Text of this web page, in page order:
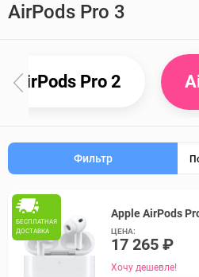
AirPods Pro 3
AirPods Pro 2
Фильтр
БЕСПЛАТНАЯ
ДОСТАВКА
Apple AirPods
ЦЕНА:
17 265 ₽
Хочу дешевле!